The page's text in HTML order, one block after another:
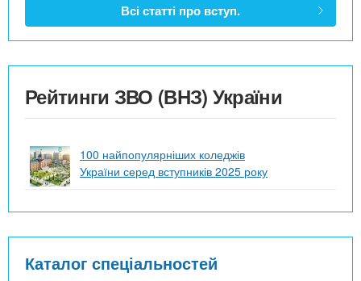
Всі статті про вступ.
Рейтинги ЗВО (ВНЗ) України
100 найпопулярніших коледжів
України серед вступників 2025 року
Каталог спеціальностей